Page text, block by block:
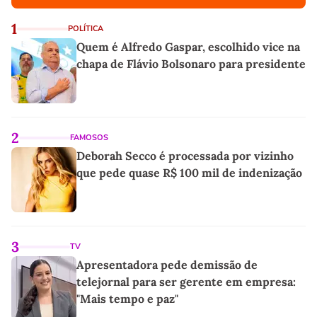
1 POLÍTICA
Quem é Alfredo Gaspar, escolhido vice na
chapa de Flávio Bolsonaro para presidente
2 FAMOSOS
Deborah Secco é processada por vizinho
que pede quase R$ 100 mil de indenização
3 TV
Apresentadora pede demissão de
telejornal para ser gerente em empresa:
"Mais tempo e paz"